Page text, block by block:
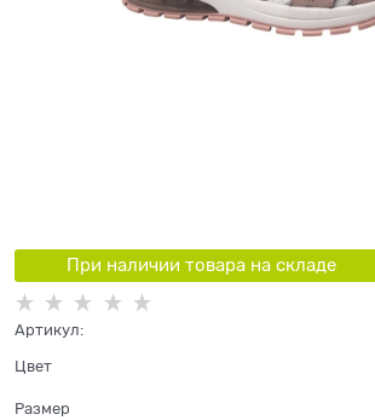
При наличии товара на складе
Артикул:
Цвет
Размер